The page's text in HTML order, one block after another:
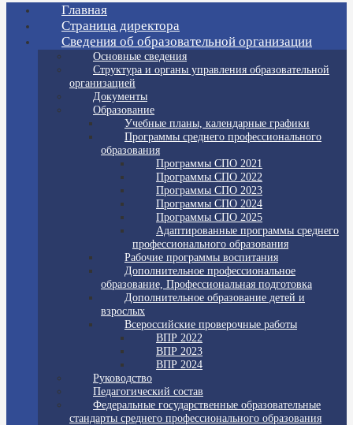
Главная
Страница директора
Сведения об образовательной организации
Основные сведения
Структура и органы управления образовательной
организацией
Документы
Образование
Учебные планы, календарные графики
Программы среднего профессионального
образования
Программы СПО 2021
Программы СПО 2022
Программы СПО 2023
Программы СПО 2024
Программы СПО 2025
Адаптированные программы среднего
профессионального образования
Рабочие программы воспитания
Дополнительное профессиональное
образование, Профессиональная подготовка
Дополнительное образование детей и
взрослых
Всероссийские проверочные работы
ВПР 2022
ВПР 2023
ВПР 2024
Руководство
Педагогический состав
Федеральные государственные образовательные
стандарты среднего профессионального образования